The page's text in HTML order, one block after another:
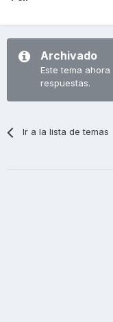
Archivado
Este tema
respuestas.
Ir a la lista de temas